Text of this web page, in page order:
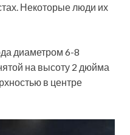
Некоторые люди их
диаметром 6-8
на высоту 2 дюйма
в центре